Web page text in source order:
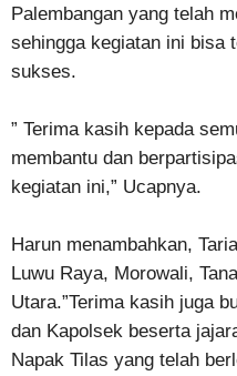
Palembangan yang telah
sehingga kegiatan ini bisa
sukses.
” Terima kasih kepada
membantu dan
kegiatan ini,” Ucapnya.
Harun menambahkan,
Luwu Raya, Morowali,
Utara.”Terima kasih juga
dan Kapolsek beserta
Napak Tilas yang telah